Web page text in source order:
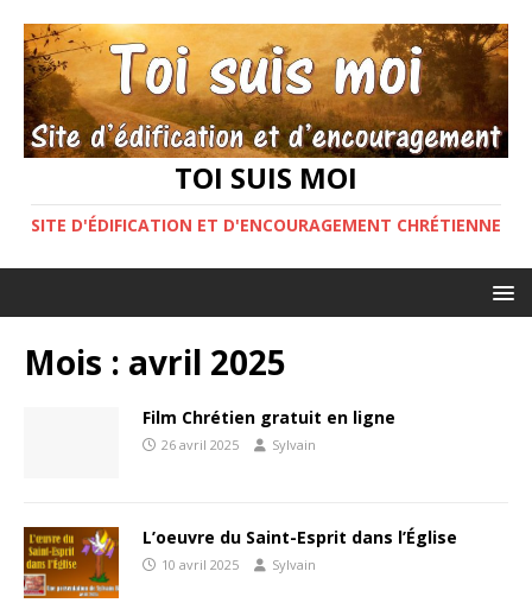
TOI SUIS MOI
SITE D'ÉDIFICATION ET D'ENCOURAGEMENT CHRÉTIENNE
Mois : avril 2025
Film Chrétien gratuit en ligne
26 avril 2025 Sylvain
L’oeuvre du Saint-Esprit dans l’Église
10 avril 2025 Sylvain